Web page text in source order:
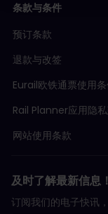
条款与条件
预订条款
退款与改签
Eurail欧铁通票使用
Rail Planner应用隐
网站使用条款
及时了解最新信息！
订阅我们的电子快讯